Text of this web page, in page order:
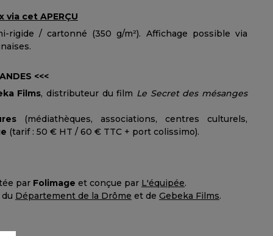
via cet APERÇU
rigide / cartonné (350 g/m²). Affichage possible via
<<<
Films, distributeur du film Le Secret des mésanges
(médiathèques, associations, centres culturels,
(tarif : 50 € HT / 60 € TTC + port colissimo).
par Folimage et conçue par L'équipée.
Département de la Drôme et de Gebeka Films.